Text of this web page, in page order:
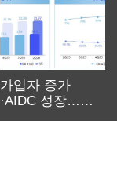
가입자 증가
·AIDC 성장…